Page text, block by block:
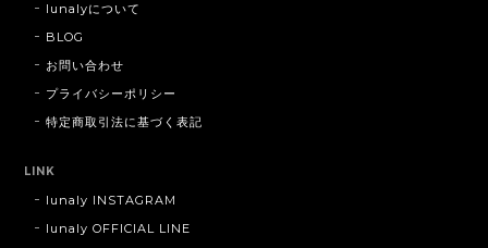
lunalyについて
BLOG
お問い合わせ
プライバシーポリシー
特定商取引法に基づく表記
LINK
lunaly INSTAGRAM
lunaly OFFICIAL LINE